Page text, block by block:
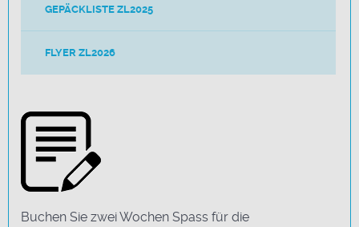
GEPÄCKLISTE ZL2025
FLYER ZL2026
Buchen Sie zwei Wochen Spass für die